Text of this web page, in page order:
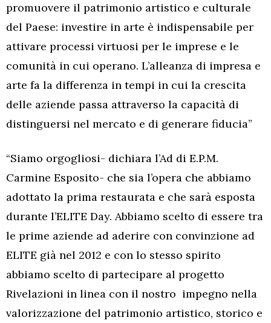
promuovere il patrimonio artistico e culturale
del Paese: investire in arte è indispensabile per
attivare processi virtuosi per le imprese e le
comunità in cui operano. L’alleanza di impresa e
arte fa la differenza in tempi in cui la crescita
delle aziende passa attraverso la capacità di
distinguersi nel mercato e di generare fiducia”
“Siamo orgogliosi- dichiara l’Ad di E.P.M.
Carmine Esposito- che sia l’opera che abbiamo
adottato la prima restaurata e che sarà esposta
durante l’ELITE Day. Abbiamo scelto di essere tra
le prime aziende ad aderire con convinzione ad
ELITE già nel 2012 e con lo stesso spirito
abbiamo scelto di partecipare al progetto
Rivelazioni in linea con il nostro impegno nella
valorizzazione del patrimonio artistico, storico e